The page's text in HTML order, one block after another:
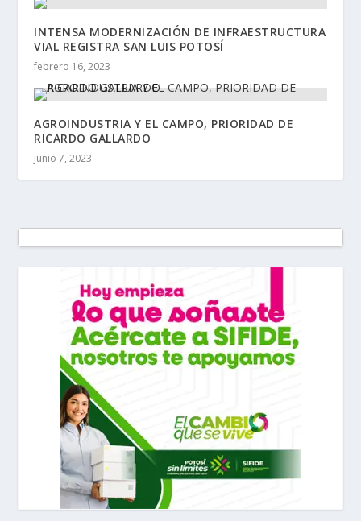
INTENSA MODERNIZACIÓN DE INFRAESTRUCTURA
VIAL REGISTRA SAN LUIS POTOSÍ
febrero 16, 2023
AGROINDUSTRIA Y EL CAMPO, PRIORIDAD DE
RICARDO GALLARDO
junio 7, 2023